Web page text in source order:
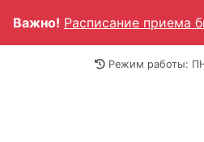
Важно! Расписание приема
Режим работы: